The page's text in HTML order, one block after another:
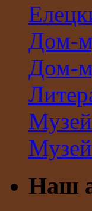
Дом-
Дом-
Наш